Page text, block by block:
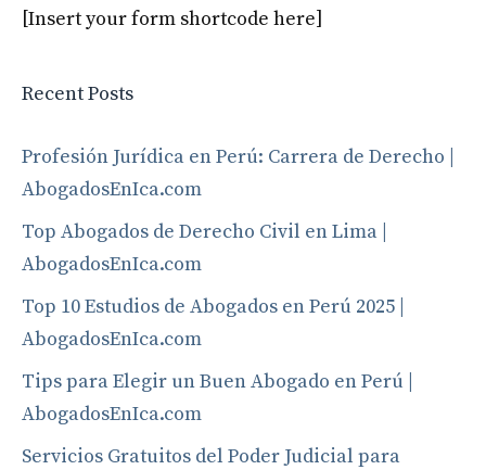
[Insert your form shortcode here]
Recent Posts
Profesión Jurídica en Perú: Carrera de Derecho |
AbogadosEnIca.com
Top Abogados de Derecho Civil en Lima |
AbogadosEnIca.com
Top 10 Estudios de Abogados en Perú 2025 |
AbogadosEnIca.com
Tips para Elegir un Buen Abogado en Perú |
AbogadosEnIca.com
Servicios Gratuitos del Poder Judicial para